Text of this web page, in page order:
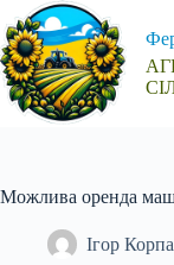
Перейти
до
вмісту
Можлива оренда
Ігор